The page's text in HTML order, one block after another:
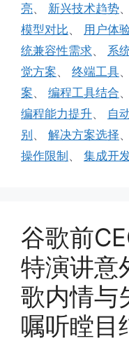
亮、 新兴技术趋势、
模型对比、 用户体
统兼容性需求、 系
觉方案、 终端工具、
案、 编程工具结合、
编程能力提升、 自
别、 解决方案选择、
操作限制、 集成开
谷歌前
特演讲意
歌内情与
嘱听瞠目